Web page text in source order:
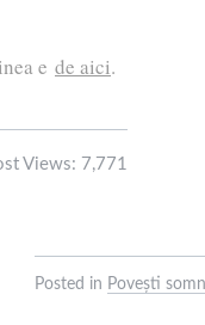
e de aici.
Views: 7,771
Posted in Povești